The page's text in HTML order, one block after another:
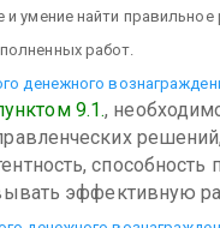
и умение найти
работ.
денежного
9.1.,
способность
эффективную